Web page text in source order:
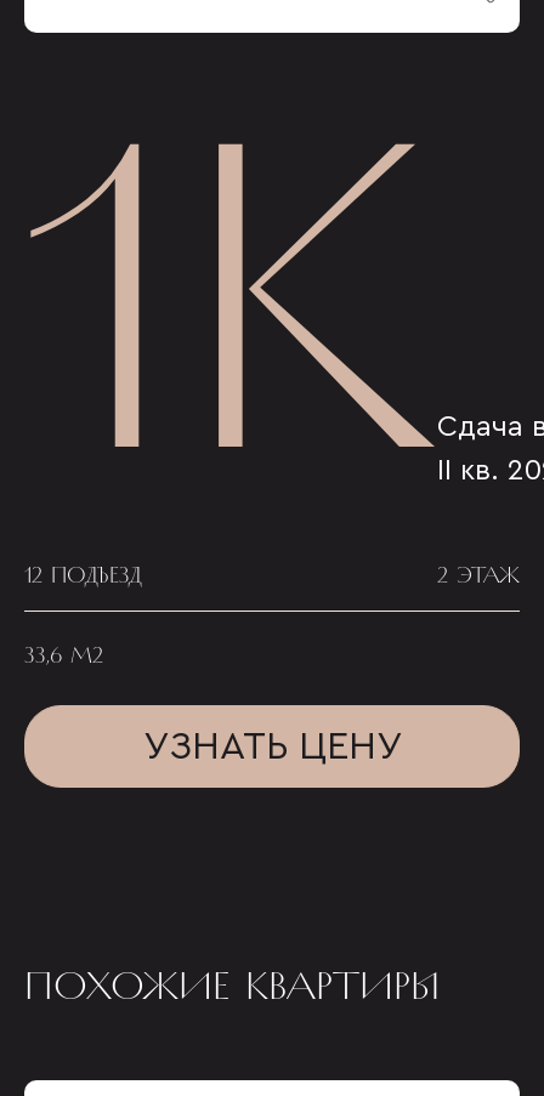
1КСдача
II кв.
12 ПОДЪЕЗД 2 ЭТАЖ
33,6 М2
УЗНАТЬ ЦЕНУ
ПОХОЖИЕ КВАРТИРЫ